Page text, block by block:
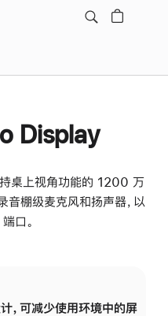
Display
桌上视角功能的 1200 万
棚级麦克风和扬声器，以
口。
，可减少使用环境中的屏